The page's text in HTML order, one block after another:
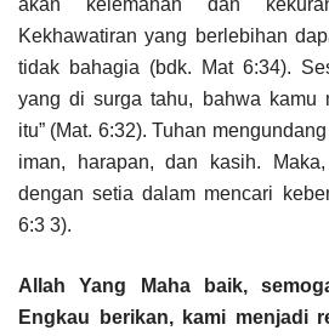
Kekhawatiran yang berlebihan
tidak bahagia (bdk. Mat 6:34).
yang di surga tahu, bahwa kamu
itu” (Mat. 6:32). Tuhan
iman, harapan, dan kasih.
dengan setia dalam mencari
6:3 3).
Allah Yang Maha baik,
Engkau berikan, kami menjadi